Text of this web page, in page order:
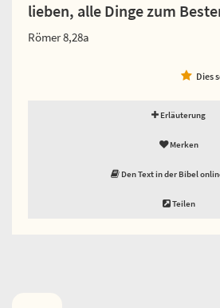
lieben, alle Dinge zum
Römer 8,28a
Dies
Erläuterung
Merken
Den Text in der Bibel
Teilen